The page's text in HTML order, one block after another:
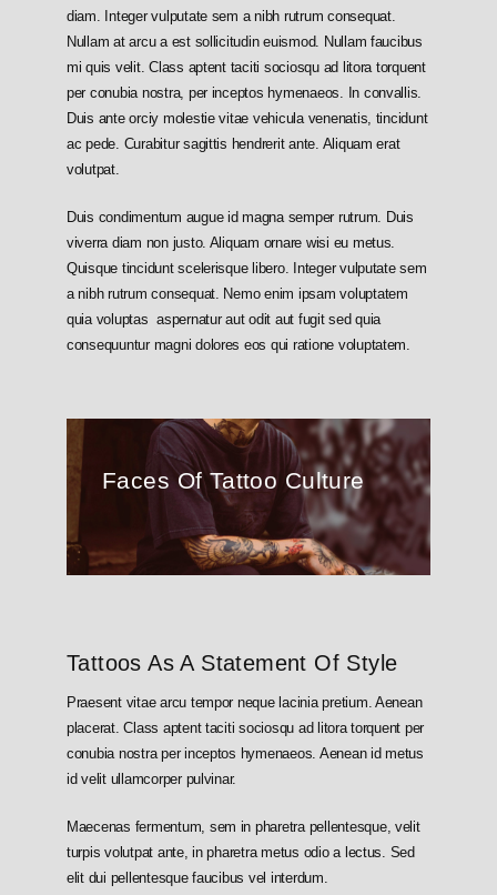
diam. Integer vulputate sem a nibh rutrum consequat.
Nullam at arcu a est sollicitudin euismod. Nullam faucibus
mi quis velit. Class aptent taciti sociosqu ad litora torquent
per conubia nostra, per inceptos hymenaeos. In convallis.
Duis ante orciy molestie vitae vehicula venenatis, tincidunt
ac pede. Curabitur sagittis hendrerit ante. Aliquam erat
volutpat.
Duis condimentum augue id magna semper rutrum. Duis
viverra diam non justo. Aliquam ornare wisi eu metus.
Quisque tincidunt scelerisque libero. Integer vulputate sem
a nibh rutrum consequat. Nemo enim ipsam voluptatem
quia voluptas aspernatur aut odit aut fugit sed quia
consequuntur magni dolores eos qui ratione voluptatem.
Faces Of Tattoo Culture
Tattoos As A Statement Of Style
Praesent vitae arcu tempor neque lacinia pretium. Aenean
placerat. Class aptent taciti sociosqu ad litora torquent per
conubia nostra per inceptos hymenaeos. Aenean id metus
id velit ullamcorper pulvinar.
Maecenas fermentum, sem in pharetra pellentesque, velit
turpis volutpat ante, in pharetra metus odio a lectus. Sed
elit dui pellentesque faucibus vel interdum.